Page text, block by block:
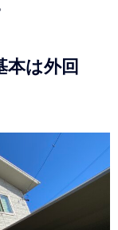
本は外回